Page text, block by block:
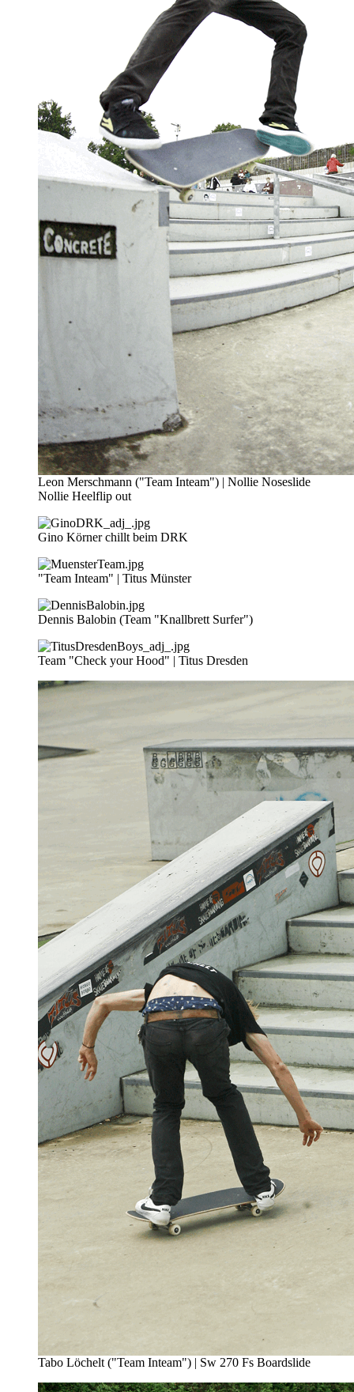
Leon Merschmann ("Team Inteam") | Nollie Noseslide
Nollie Heelflip out
Gino Körner chillt beim DRK
"Team Inteam" | Titus Münster
Dennis Balobin (Team "Knallbrett Surfer")
Team "Check your Hood" | Titus Dresden
Tabo Löchelt ("Team Inteam") | Sw 270 Fs Boardslide